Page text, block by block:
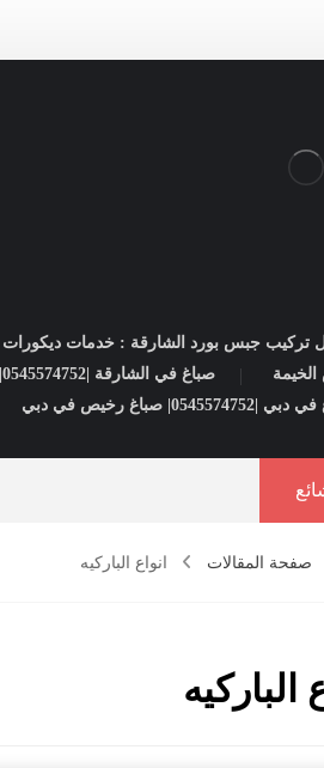
تركيب جبس بورد الشارقة : خدمات ديكورات
صباغ في الشارقة |0545574752| شركات صبغ فى الشارقة
صباغ رخيص في دبي
صفحة المقالات انواع الباركيه
الباركيه